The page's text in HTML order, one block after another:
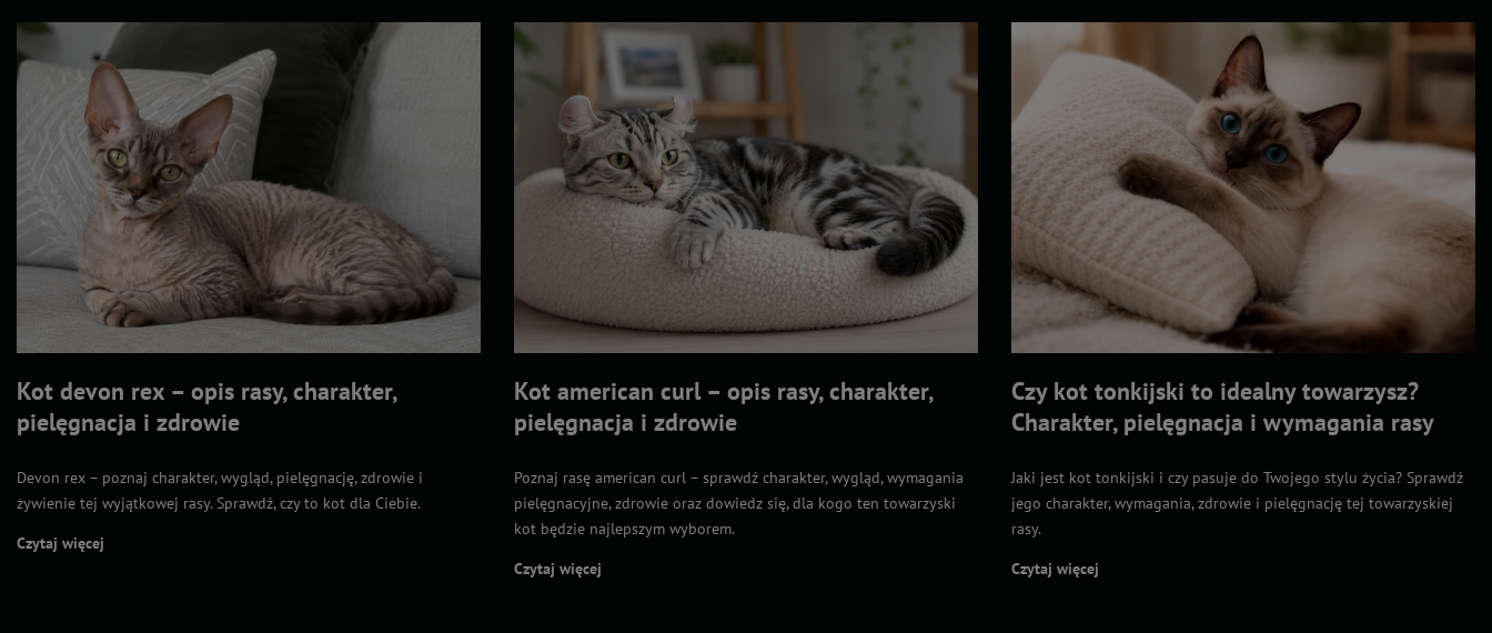
Kot devon rex – opis rasy, charakter,
pielęgnacja i zdrowie
Devon rex – poznaj charakter, wygląd, pielęgnację, zdrowie i
żywienie tej wyjątkowej rasy. Sprawdź, czy to kot dla Ciebie.
Czytaj więcej
Kot american curl – opis rasy, charakter,
pielęgnacja i zdrowie
Poznaj rasę american curl – sprawdź charakter, wygląd, wymagania
pielęgnacyjne, zdrowie oraz dowiedz się, dla kogo ten towarzyski
kot będzie najlepszym wyborem.
Czytaj więcej
Czy kot tonkijski to idealny towarzysz?
Charakter, pielęgnacja i wymagania rasy
Jaki jest kot tonkijski i czy pasuje do Twojego stylu życia? Sprawdź
jego charakter, wymagania, zdrowie i pielęgnację tej towarzyskiej
rasy.
Czytaj więcej